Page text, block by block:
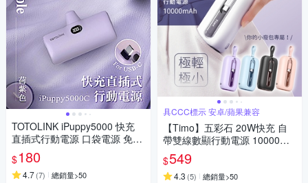
TOTOLINK iPuppy5000 快充
直插式行動電源 口袋電源 免傳
輸線
$180
4.7(7) 總銷量>50
具CCC標示 安卓/蘋果兼容
【Timo】五彩石 20W快充 自
帶雙線數顯行動電源 10000mA
$549
4.3 (5) 總銷量>50